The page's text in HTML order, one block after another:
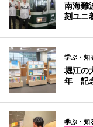
南海難
刻ユニ
学ぶ・知
堀江の
年 記
学ぶ・知